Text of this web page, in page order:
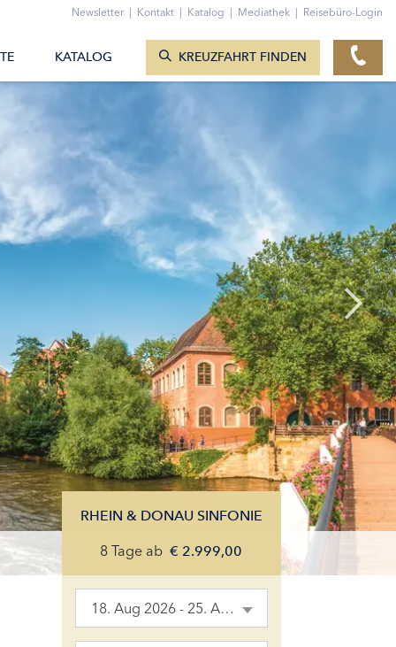
RHEIN & DONAU SINFONIE
8 Tage ab€ 2.999,00
18. Aug 2026 - 25. Aug 2026
Newsletter | Kontakt | Katalog | Mediathek | Reisebüro-Login
KATALOG KREUZFAHRT FINDEN
ZUM KONTAKTFORMULAR